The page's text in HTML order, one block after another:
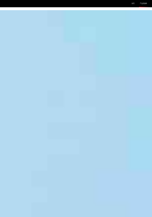
首页 产品及服务